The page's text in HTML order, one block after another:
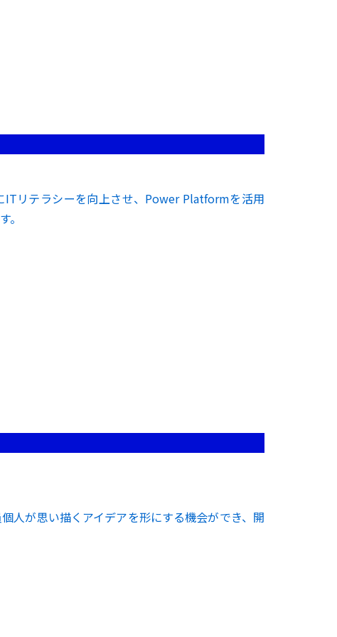
リテラシーを向上させ、Power Platformを活用
。
人が思い描くアイデアを形にする機会ができ、開